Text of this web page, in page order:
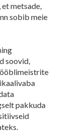
metsade,
sobib meie
soovid,
pakkuda